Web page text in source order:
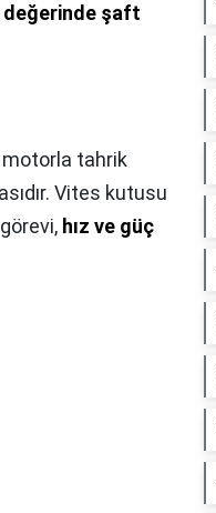
değerinde şaft
motorla tahrik
Vites kutusu
hız ve güç